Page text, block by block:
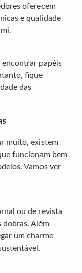
oferecem
e qualidade
papéis
fique
das
muito, existem
funcionam bem
Vamos ver
ou de revista
dobras. Além
um charme